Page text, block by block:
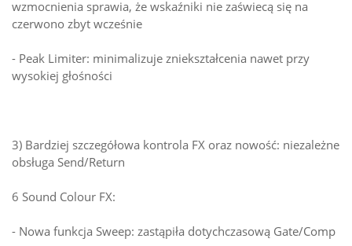
wzmocnienia sprawia, że wskaźniki nie zaświecą się na
czerwono zbyt wcześnie
- Peak Limiter: minimalizuje zniekształcenia nawet przy
wysokiej głośności
3) Bardziej szczegółowa kontrola FX oraz nowość: niezależne
obsługa Send/Return
6 Sound Colour FX:
- Nowa funkcja Sweep: zastąpiła dotychczasową Gate/Comp